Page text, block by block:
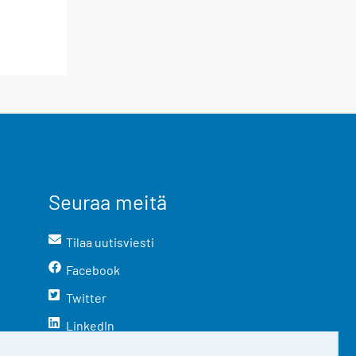
Seuraa meitä
Tilaa uutisviesti
Facebook
Twitter
LinkedIn